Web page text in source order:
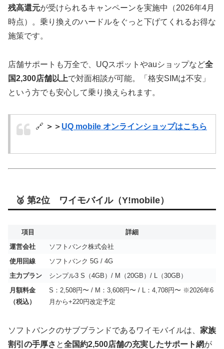
残高還元が受けられるキャンペーンを実施中（2026年4月
時点）。乗り換えのハードルをぐっと下げてくれるお得な
施策です。
店舗サポートも万全で、UQスポットやauショップなど全
国2,300店舗以上で対面相談が可能。「格安SIMは不安」
という方でも安心して乗り換えられます。
🔗 ＞＞ UQ mobile オンラインショップはこちら
🥈 第2位 ワイモバイル（Y!mobile）
項目
詳細
運営会社
ソフトバンク株式会社
使用回線
ソフトバンク 5G / 4G
主力プラン
シンプル3 S（4GB）/ M（20GB）/ L（30GB）
月額料金
（税込）
S：2,508円〜 / M：3,608円〜 / L：4,708円〜 ※2026年6
月から+220円改定予定
ソフトバンクのサブブランドであるワイモバイルは、 家族
割引の手厚さ と全国約2,500店舗の充実したサポート網が